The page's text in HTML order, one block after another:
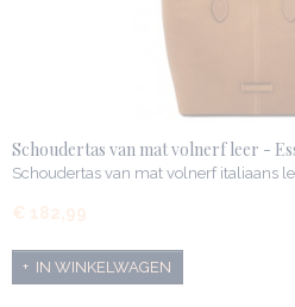
Schoudertas van mat volnerf leer -
Schoudertas van mat volnerf italiaans
€ 182,99
IN WINKELWAGEN